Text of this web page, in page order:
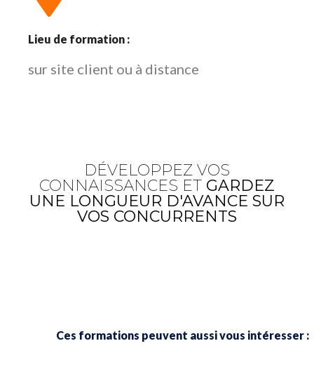
Lieu de formation :
sur site client ou à distance
DÉVELOPPEZ VOS
CONNAISSANCES ET GARDEZ
UNE LONGUEUR D'AVANCE SUR
VOS CONCURRENTS
Ces formations peuvent aussi vous intéresser :